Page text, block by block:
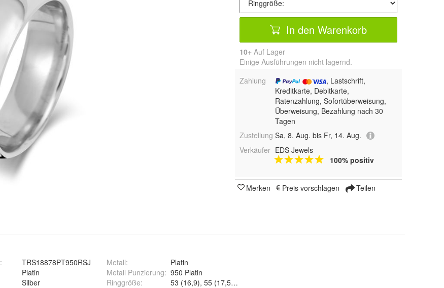
In den Warenkorb
10+ Auf Lager
Einige Ausführungen nicht lagernd.
Zahlung
, Lastschrift,
Kreditkarte, Debitkarte,
Ratenzahlung, Sofortüberweisung,
Überweisung, Bezahlung nach 30
Tagen
Zustellung Sa, 8. Aug. bis Fr, 14. Aug.
Verkäufer EDS Jewels
100% positiv
Merken Preis vorschlagen Teilen
TRS18878PT950RSJ
Platin
Silber
Metall:
Platin
Metall Punzierung: 950 Platin
Ringgröße: 53 (16,9), 55 (17,5), 57 (18,1), 58 (18,5), 59 (18,8), 60 (19,1), 61 (19,4), 63 (20,1),